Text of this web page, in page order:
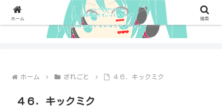
ホーム ざれごと ４６．キックミク
４６．キックミク
ホーム 検索